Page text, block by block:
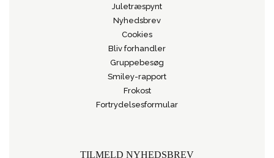
Juletræspynt
Nyhedsbrev
Cookies
Bliv forhandler
Gruppebesøg
Smiley-rapport
Frokost
Fortrydelsesformular
TILMELD NYHEDSBREV